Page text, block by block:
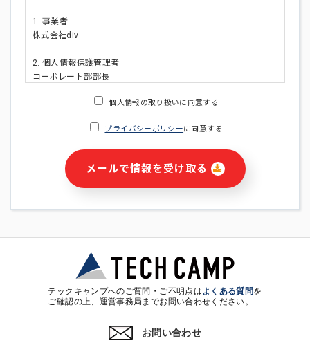
1. 事業者
株式会社div
2. 個人情報保護管理者
コーポレート部部長
・ご請求された資料の送付のため
・本サービス及び本サービスに関連する情報(当社及び第三者の
サービス又は商品等の広告配信・宣伝を含みますが、それらに
・個人(法人の場合は担当者)を識別できない形式に加工した統
計情報の作成および利用
※上記の利用目的に基づいた本人への連絡及び配信について
4. 個人情報の第三者提供
個人情報の取り扱いに同意する
プライバシーポリシーに同意する
メールで情報を受け取る
テックキャンプへのご質問・ご不明点はよくある質問を
ご確認の上、運営事務局までお問い合わせください。
お問い合わせ